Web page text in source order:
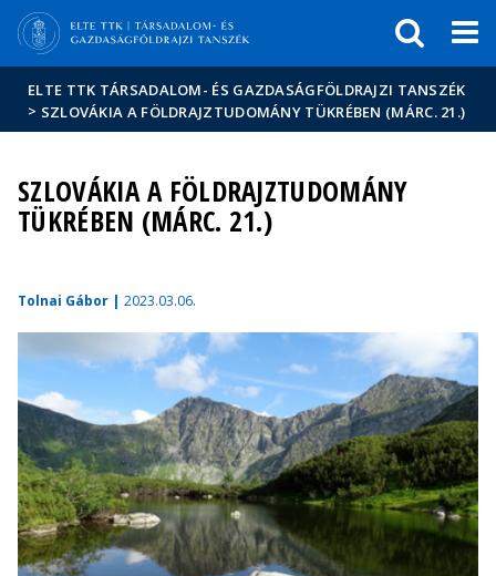
Hírek
Események
ELTE a
sajtóban
ELTE TTK TÁRSADALOM- ÉS GAZDASÁGFÖLDRAJZI TANSZÉK
> SZLOVÁKIA A FÖLDRAJZTUDOMÁNY TÜKRÉBEN (MÁRC. 21.)
SZLOVÁKIA A FÖLDRAJZTUDOMÁNY
TÜKRÉBEN (MÁRC. 21.)
Tolnai Gábor | 2023.03.06.